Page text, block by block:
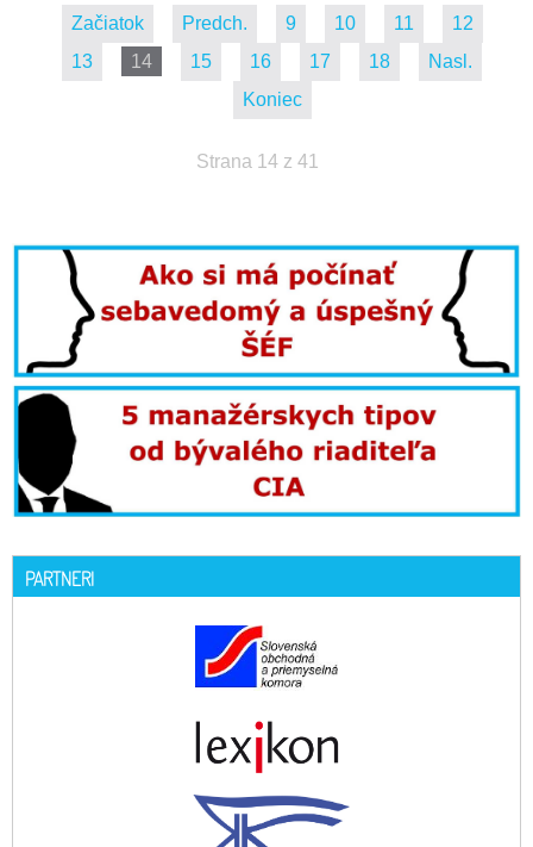
Začiatok Predch. 9 10 11
12
13
14 15 16 17 18
Nasl.
Koniec
Strana 14 z 41
PARTNERI